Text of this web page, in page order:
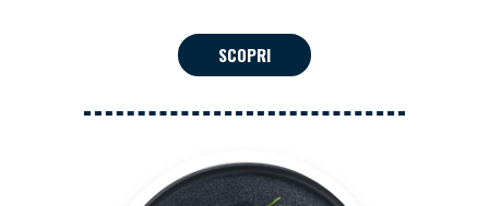
SCOPRI